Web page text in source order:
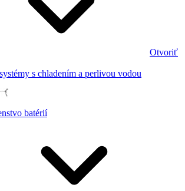
Otvoriť
s chladením a perlivou vodou
batérií